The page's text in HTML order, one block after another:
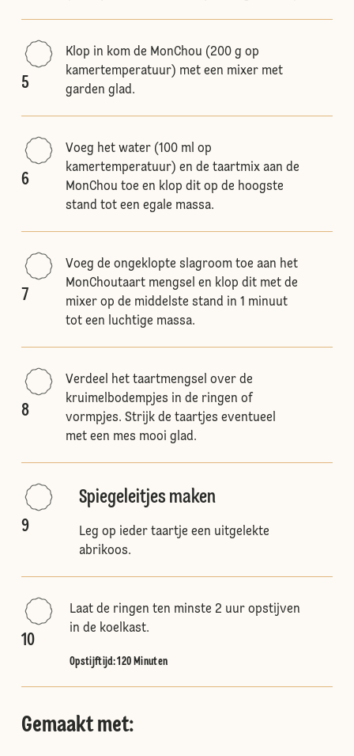
5
Klop in kom de MonChou (200 g op
kamertemperatuur) met een mixer met
garden glad.
6
Voeg het water (100 ml op
kamertemperatuur) en de taartmix aan de
MonChou toe en klop dit op de hoogste
stand tot een egale massa.
7
Voeg de ongeklopte slagroom toe aan het
MonChoutaart mengsel en klop dit met de
mixer op de middelste stand in 1 minuut
tot een luchtige massa.
8
Verdeel het taartmengsel over de
kruimelbodempjes in de ringen of
vormpjes. Strijk de taartjes eventueel
met een mes mooi glad.
9
Spiegeleitjes maken
Leg op ieder taartje een uitgelekte
abrikoos.
10
Laat de ringen ten minste 2 uur opstijven
in de koelkast.
Opstijftijd: 120 Minuten
Gemaakt met: